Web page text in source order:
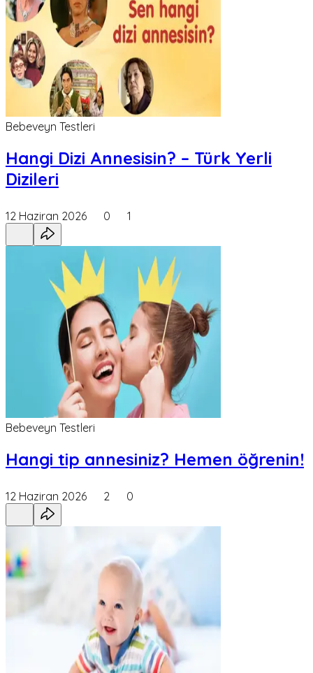
Bebeveyn Testleri
Hangi Dizi Annesisin? – Türk Yerli
Dizileri
12 Haziran 2026 0 1
Bebeveyn Testleri
Hangi tip annesiniz? Hemen öğrenin!
12 Haziran 2026 2 0